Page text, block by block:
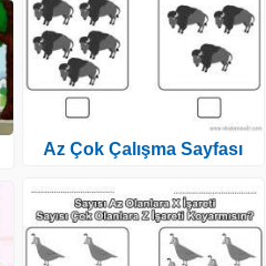
Az Çok Çalışma Sayfası